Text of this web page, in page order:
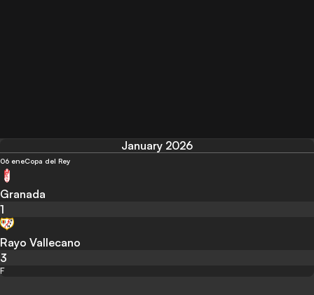
January 2026
06 eneCopa del Rey
Granada
1
Rayo Vallecano
3
F